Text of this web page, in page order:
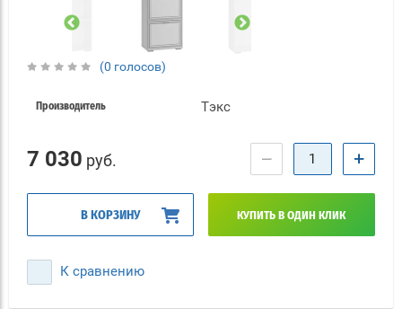
(0 голосов)
Производитель Тэкс
7 030 руб. − +
В КОРЗИНУ КУПИТЬ В ОДИН КЛИК
К сравнению